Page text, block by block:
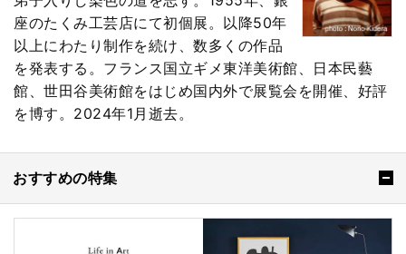
座のたくみ工芸店にて初個展。以降50年
以上にわたり制作を続け、数多くの作品
を発表する。フランス国立ギメ東洋美術館、日本民藝
館、世田谷美術館をはじめ国内外で展覧会を開催、好評
を博す。2024年1月逝去。
おすすめの特集